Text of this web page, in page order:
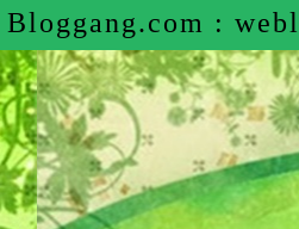
Bloggang.com : weblog
Bloggang.com :